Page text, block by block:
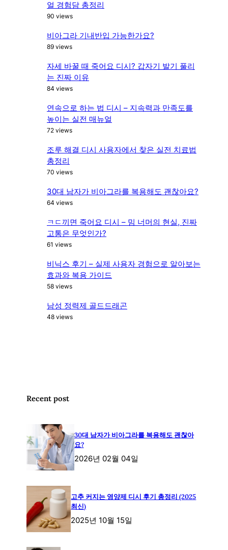
얼 경험담 총정리
90 views
비아그라 기내반입 가능한가요?
89 views
자세 바꿀 때 죽어요 디시? 갑자기 발기 풀리
는 진짜 이유
84 views
연속으로 하는 법 디시 – 지속력과 만족도를
높이는 실전 매뉴얼
72 views
조루 해결 디시 사용자에서 찾은 실전 치료법
총정리
70 views
30대 남자가 비아그라를 복용해도 괜찮아요?
64 views
ㅋㄷ끼면 죽어요 디시 – 밈 너머의 현실, 진짜
고통은 무엇인가?
61 views
비닉스 후기 – 실제 사용자 경험으로 알아보는
효과와 복용 가이드
58 views
남성 정력제 골드드래곤
48 views
Recent post
30대 남자가 비아그라를 복용해도 괜찮아
요?
2026년 02월 04일
고추 커지는 영양제 디시 후기 총정리 (2025
최신)
2025년 10월 15일